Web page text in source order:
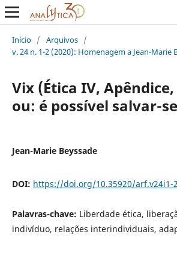
Início / Arquivos /
v. 24 n. 1-2 (2020): Homenagem a Jean-Marie
Vix (Ética IV,
ou: é possível salvar-
Jean-Marie Beyssade
DOI: https://doi.org/10.35920/arf.v24i1-
Palavras-chave: Liberdade ética,
indivíduo, relações interindividuais,